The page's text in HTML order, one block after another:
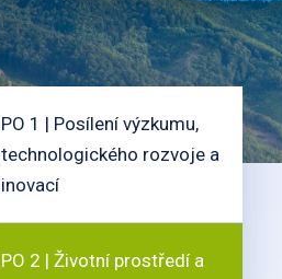
PO 1 | Posílení výzkumu,
technologického rozvoje a
inovací
PO 2 | Životní prostředí a